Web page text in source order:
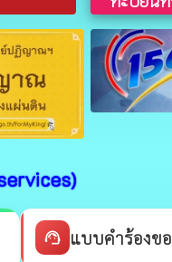
support_agent แบบคำร้องข